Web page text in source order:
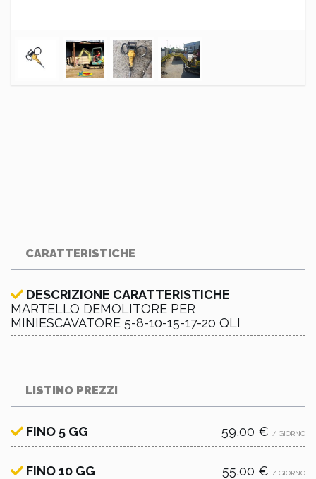
CARATTERISTICHE
DESCRIZIONE CARATTERISTICHE
MARTELLO DEMOLITORE PER
MINIESCAVATORE 5-8-10-15-17-20 QLI
LISTINO PREZZI
FINO 5 GG 59,00 € / GIORNO
FINO 10 GG 55,00 € / GIORNO